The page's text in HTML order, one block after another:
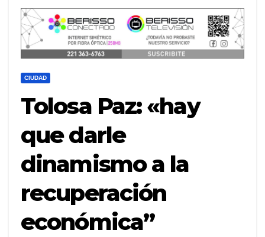
CIUDAD
Tolosa Paz: «hay
que darle
dinamismo a la
recuperación
económica”